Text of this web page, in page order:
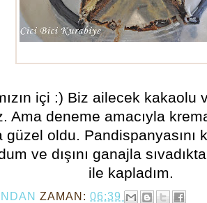
içi :) Biz ailecek kakaolu
Ama deneme amacıyla
oldu. Pandispanyasını
ve dışını ganajla
ile kapladım.
ZAMAN: 06:39